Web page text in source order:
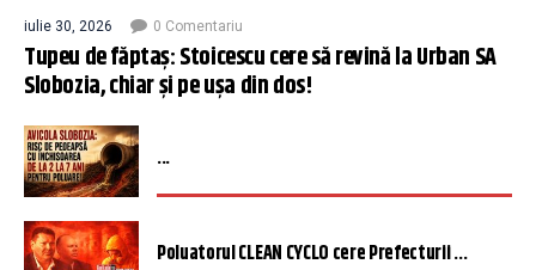
iulie 30, 2026 0 Comentariu
Tupeu de făptaș: Stoicescu cere să revină la Urban SA
Slobozia, chiar și pe ușa din dos!
...
Poluatorul CLEAN CYCLO cere Prefecturii ...